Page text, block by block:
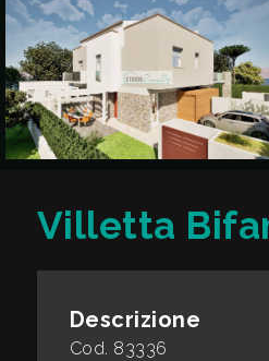
Villetta
Descrizione
Cod. 83336
LAVORA
CON
NOI
multiscelta
Qualsiasi
Residenziali
Industriali
Terreni